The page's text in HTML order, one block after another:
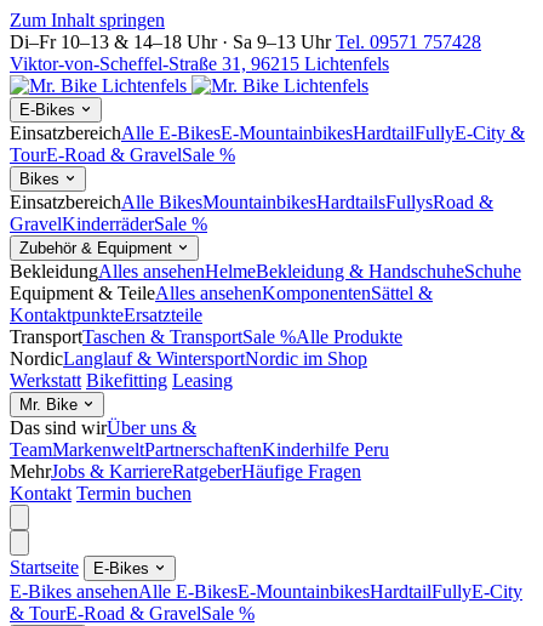
Zum Inhalt springen
Di–Fr 10–13 & 14–18 Uhr · Sa 9–13 Uhr Tel. 09571 757428
Viktor-von-Scheffel-Straße 31, 96215 Lichtenfels
E-Bikes
EinsatzbereichAlle E-BikesE-MountainbikesHardtailFullyE-City &
TourE-Road & GravelSale %
Bikes
EinsatzbereichAlle BikesMountainbikesHardtailsFullysRoad &
GravelKinderräderSale %
Zubehör & Equipment
BekleidungAlles ansehenHelmeBekleidung & HandschuheSchuhe
Equipment & TeileAlles ansehenKomponentenSättel &
KontaktpunkteErsatzteile
TransportTaschen & TransportSale %Alle Produkte
NordicLanglauf & WintersportNordic im Shop
Werkstatt Bikefitting Leasing
Mr. Bike
Das sind wirÜber uns &
TeamMarkenweltPartnerschaftenKinderhilfe Peru
MehrJobs & KarriereRatgeberHäufige Fragen
Kontakt Termin buchen
Startseite E-Bikes
E-Bikes ansehenAlle E-BikesE-MountainbikesHardtailFullyE-City
& TourE-Road & GravelSale %